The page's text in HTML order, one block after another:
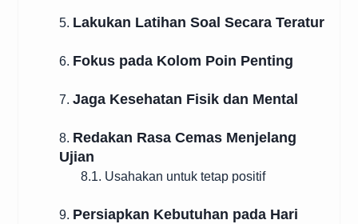
5. Lakukan Latihan Soal Secara Teratur
6. Fokus pada Kolom Poin Penting
7. Jaga Kesehatan Fisik dan Mental
8. Redakan Rasa Cemas Menjelang
Ujian
8.1. Usahakan untuk tetap positif
9. Persiapkan Kebutuhan pada Hari